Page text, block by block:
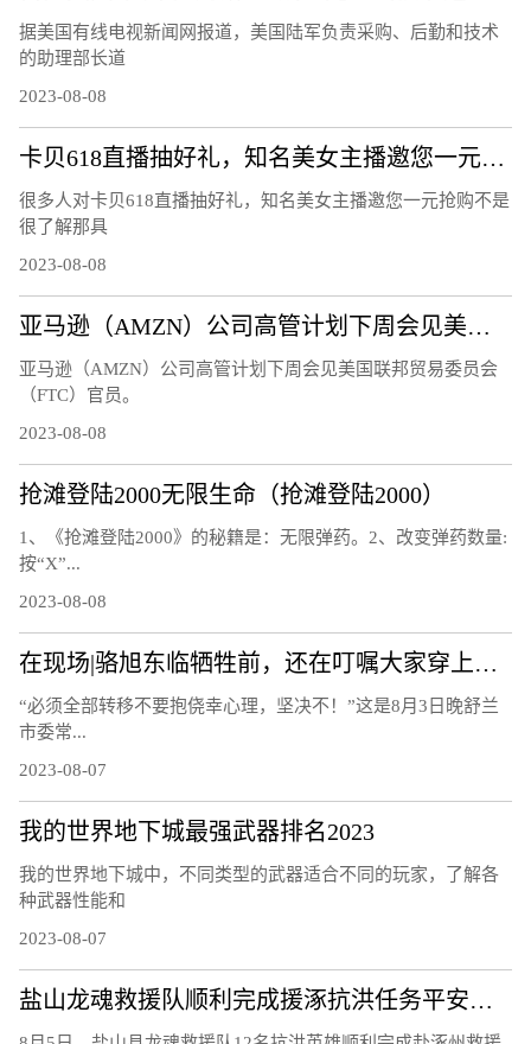
据美国有线电视新闻网报道，美国陆军负责采购、后勤和技术
的助理部长道
2023-08-08
卡贝618直播抽好礼，知名美女主播邀您一元抢购
很多人对卡贝618直播抽好礼，知名美女主播邀您一元抢购不是
很了解那具
2023-08-08
亚马逊（AMZN）公司高管计划下周会见美国联邦贸易委员会（FTC）官员
亚马逊（AMZN）公司高管计划下周会见美国联邦贸易委员会
（FTC）官员。
2023-08-08
抢滩登陆2000无限生命（抢滩登陆2000）
1、《抢滩登陆2000》的秘籍是：无限弹药。2、改变弹药数量:
按“X”...
2023-08-08
在现场|骆旭东临牺牲前，还在叮嘱大家穿上救生衣
“必须全部转移不要抱侥幸心理，坚决不！”这是8月3日晚舒兰
市委常...
2023-08-07
我的世界地下城最强武器排名2023
我的世界地下城中，不同类型的武器适合不同的玩家，了解各
种武器性能和
2023-08-07
盐山龙魂救援队顺利完成援涿抗洪任务平安凯旋